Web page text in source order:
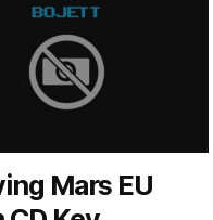
Mars EU